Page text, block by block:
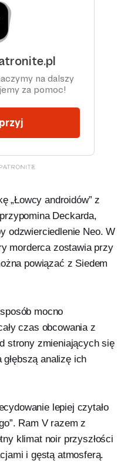
„Łowcy androidów” z
Deckarda,
odzwierciedlenie Neo. W
morderca zostawia przy
powiązać z Siedem
mocno
czas obcowania z
strony zmieniających się
analizę ich
lepiej czytało
Ram V razem z
klimat noir przyszłości
i gęstą atmosferą.